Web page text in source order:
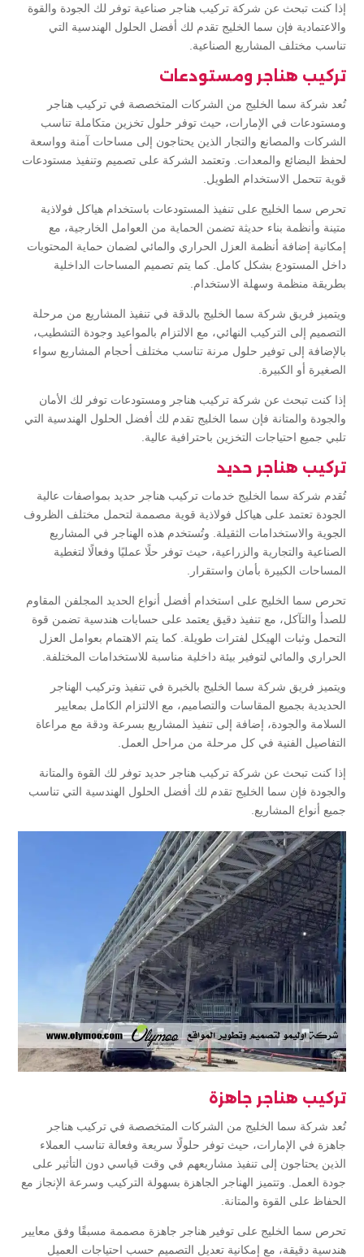
إذا كنت تبحث عن شركة تركيب هناجر صناعية توفر لك الجودة والقوة
والاعتمادية فإن سما الخليج تقدم لك أفضل الحلول الهندسية التي
تناسب مختلف المشاريع الصناعية.
تركيب هناجر ومستودعات
تُعد شركة سما الخليج من الشركات المتخصصة في تركيب هناجر
ومستودعات في الإمارات، حيث توفر حلول تخزين متكاملة تناسب
الشركات والمصانع والتجار الذين يحتاجون إلى مساحات آمنة وواسعة
لحفظ البضائع والمعدات. وتعتمد الشركة على تصميم وتنفيذ مستودعات
قوية تتحمل الاستخدام الطويل.
تحرص سما الخليج على تنفيذ المستودعات باستخدام هياكل فولاذية
متينة وأنظمة بناء حديثة تضمن الحماية من العوامل الخارجية، مع
إمكانية إضافة أنظمة العزل الحراري والمائي لضمان حماية المحتويات
داخل المستودع بشكل كامل. كما يتم تصميم المساحات الداخلية
بطريقة منظمة وسهلة الاستخدام.
ويتميز فريق شركة سما الخليج بالدقة في تنفيذ المشاريع من مرحلة
التصميم إلى التركيب النهائي، مع الالتزام بالمواعيد وجودة التشطيب،
بالإضافة إلى توفير حلول مرنة تناسب مختلف أحجام المشاريع سواء
الصغيرة أو الكبيرة.
إذا كنت تبحث عن شركة تركيب هناجر ومستودعات توفر لك الأمان
والجودة والمتانة فإن سما الخليج تقدم لك أفضل الحلول الهندسية التي
تلبي جميع احتياجات التخزين باحترافية عالية.
تركيب هناجر حديد
تُقدم شركة سما الخليج خدمات تركيب هناجر حديد بمواصفات عالية
الجودة تعتمد على هياكل فولاذية قوية مصممة لتحمل مختلف الظروف
الجوية والاستخدامات الثقيلة. وتُستخدم هذه الهناجر في المشاريع
الصناعية والتجارية والزراعية، حيث توفر حلًا عمليًا وفعالًا لتغطية
المساحات الكبيرة بأمان واستقرار.
تحرص سما الخليج على استخدام أفضل أنواع الحديد المجلفن المقاوم
للصدأ والتآكل، مع تنفيذ دقيق يعتمد على حسابات هندسية تضمن قوة
التحمل وثبات الهيكل لفترات طويلة. كما يتم الاهتمام بعوامل العزل
الحراري والمائي لتوفير بيئة داخلية مناسبة للاستخدامات المختلفة.
ويتميز فريق شركة سما الخليج بالخبرة في تنفيذ وتركيب الهناجر
الحديدية بجميع المقاسات والتصاميم، مع الالتزام الكامل بمعايير
السلامة والجودة، إضافة إلى تنفيذ المشاريع بسرعة ودقة مع مراعاة
التفاصيل الفنية في كل مرحلة من مراحل العمل.
إذا كنت تبحث عن شركة تركيب هناجر حديد توفر لك القوة والمتانة
والجودة فإن سما الخليج تقدم لك أفضل الحلول الهندسية التي تناسب
جميع أنواع المشاريع.
تركيب هناجر جاهزة
تُعد شركة سما الخليج من الشركات المتخصصة في تركيب هناجر
جاهزة في الإمارات، حيث توفر حلولًا سريعة وفعالة تناسب العملاء
الذين يحتاجون إلى تنفيذ مشاريعهم في وقت قياسي دون التأثير على
جودة العمل. وتتميز الهناجر الجاهزة بسهولة التركيب وسرعة الإنجاز مع
الحفاظ على القوة والمتانة.
تحرص سما الخليج على توفير هناجر جاهزة مصممة مسبقًا وفق معايير
هندسية دقيقة، مع إمكانية تعديل التصميم حسب احتياجات العميل